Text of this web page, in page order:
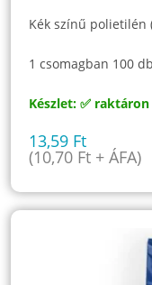
Kék színű polietilén
1 csomagban 100
Készlet: ✅ raktáron
13,59 Ft
(10,70 Ft + ÁFA)